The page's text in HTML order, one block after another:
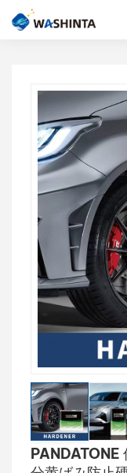
Mix Color Online
PANDATONE